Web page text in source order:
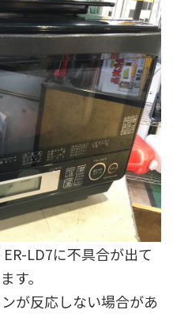
LD7に不具合が出て
す。
が反応しない場合があ